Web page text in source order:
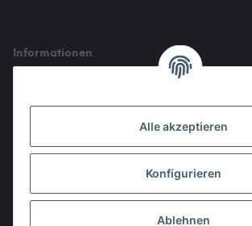
Informationen
Alle akzeptieren
Konfigurieren
Ablehnen